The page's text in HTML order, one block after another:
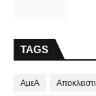
TAGS
ΑμεΑ